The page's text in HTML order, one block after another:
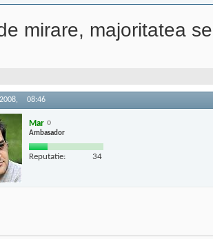
mirare, majoritatea
08:46
Mar
Ambasador
Reputatie: 34